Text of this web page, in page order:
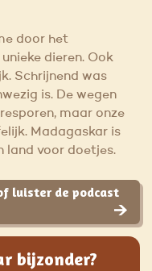
door het
dieren. Ook
Schrijnend was
is. De wegen
maar onze
Madagaskar is
land voor doetjes.
luister de podcast
bijzonder?